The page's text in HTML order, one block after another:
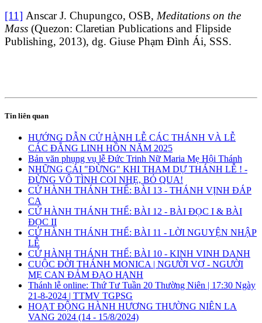
[11] Anscar J. Chupungco, OSB, Meditations on the
Mass (Quezon: Claretian Publications and Flipside
Publishing, 2013), dg. Giuse Phạm Đình Ái, SSS.
Tin liên quan
HƯỚNG DẪN CỬ HÀNH LỄ CÁC THÁNH VÀ LỄ
CÁC ĐẲNG LINH HỒN NĂM 2025
Bản văn phụng vụ lễ Đức Trinh Nữ Maria Mẹ Hội Thánh
NHỮNG CÁI "ĐỪNG" KHI THAM DỰ THÁNH LỄ ! -
ĐỪNG VÔ TÌNH COI NHẸ, BỎ QUA!
CỬ HÀNH THÁNH THỂ: BÀI 13 - THÁNH VỊNH ĐÁP
CA
CỬ HÀNH THÁNH THỂ: BÀI 12 - BÀI ĐỌC I & BÀI
ĐỌC II
CỬ HÀNH THÁNH THỂ: BÀI 11 - LỜI NGUYỆN NHẬP
LỄ
CỬ HÀNH THÁNH THỂ: BÀI 10 - KINH VINH DANH
CUỘC ĐỜI THÁNH MONICA | NGƯỜI VỢ - NGƯỜI
MẸ CAN ĐẢM ĐẠO HẠNH
Thánh lễ online: Thứ Tư Tuần 20 Thường Niên | 17:30 Ngày
21-8-2024 | TTMV TGPSG
HOẠT ĐỘNG HÀNH HƯƠNG THƯỜNG NIÊN LA
VANG 2024 (14 - 15/8/2024)